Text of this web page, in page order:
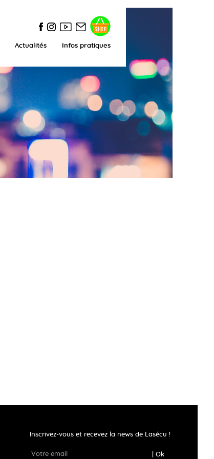
Actualités Infos pratiques
Inscrivez-vous et recevez la news de Lasécu !
| Ok